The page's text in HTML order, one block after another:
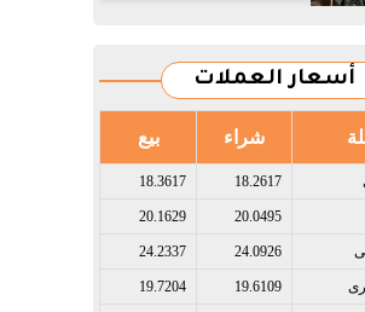
أسعار العملات
شراء بيع
18.2617
18.3617
20.0495
20.1629
24.0926
24.2337
19.6109
19.7204